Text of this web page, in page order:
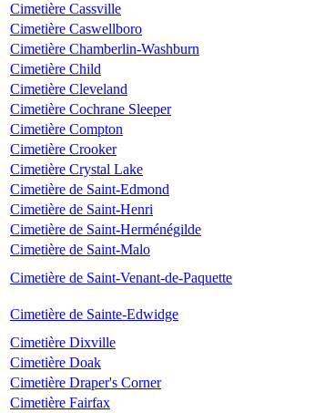
Cimetière Cassville
Cimetière Caswellboro
Cimetière Chamberlin-Washburn
Cimetière Child
Cimetière Cleveland
Cimetière Cochrane Sleeper
Cimetière Compton
Cimetière Crooker
Cimetière Crystal Lake
Cimetière de Saint-Edmond
Cimetière de Saint-Henri
Cimetière de Saint-Herménégilde
Cimetière de Saint-Malo
Cimetière de Saint-Venant-de-Paquette
Cimetière de Sainte-Edwidge
Cimetière Dixville
Cimetière Doak
Cimetière Draper's Corner
Cimetière Fairfax